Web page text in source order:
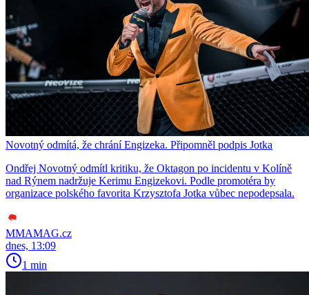
Novotný odmítá, že chrání Engizeka. Připomněl podpis Jotka
Ondřej Novotný odmítl kritiku, že Oktagon po incidentu v Kolíně
nad Rýnem nadržuje Kerimu Engizekovi. Podle promotéra by
organizace polského favorita Krzysztofa Jotka vůbec nepodepsala.
MMAMAG.cz
dnes, 13:09
1 min